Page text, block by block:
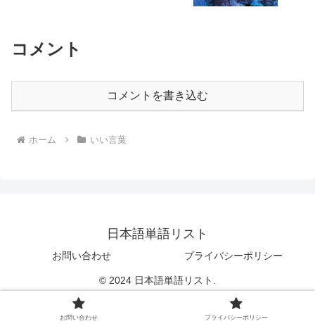
コメント
コメントを書き込む
ホーム いい言葉
日本語単語リスト
お問い合わせ プライバシーポリシー
© 2024 日本語単語リスト.
お問い合わせ プライバシーポリシー